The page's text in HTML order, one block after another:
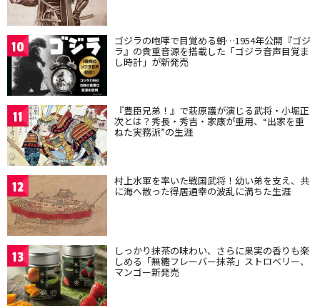
10 ゴジラの咆哮で目覚める朝…1954年公開『ゴジ
ラ』の貴重音源を搭載した「ゴジラ音声目覚ま
し時計」が新発売
11 『豊臣兄弟！』で萩原護が演じる武将・小堀正
次とは？秀長・秀吉・家康が重用、“出家を重
ねた実務派”の生涯
12 村上水軍を率いた戦国武将！幼い弟を支え、共
に海へ散った得居通幸の波乱に満ちた生涯
13 しっかり抹茶の味わい、さらに果実の香りも楽
しめる「無糖フレーバー抹茶」ストロベリー、
マンゴー新発売